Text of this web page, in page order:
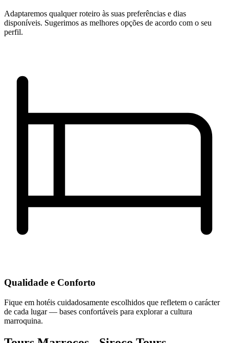
Adaptaremos qualquer roteiro às suas preferências e dias
disponíveis. Sugerimos as melhores opções de acordo com o seu
perfil.
Qualidade e Conforto
Fique em hotéis cuidadosamente escolhidos que refletem o carácter
de cada lugar — bases confortáveis para explorar a cultura
marroquina.